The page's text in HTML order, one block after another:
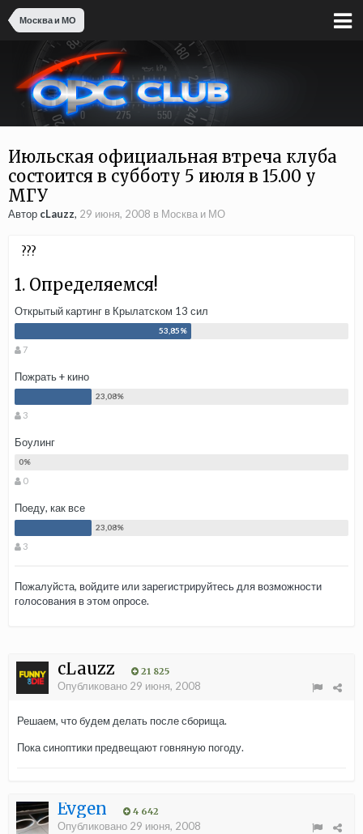
Москва и МО
Июльская официальная втреча клуба
состоится в субботу 5 июля в 15.00 у
МГУ
Автор cLauzz, 29 июня, 2008 в Москва и МО
???
1. Определяемся!
Открытый картинг в Крылатском 13 сил
7
Пожрать + кино
3
Боулинг
0
Поеду, как все
3
Пожалуйста, войдите илизарегистрируйтесь для возможности
голосования в этом опросе.
cLauzz 21 825
Опубликовано 29 июня, 2008
Решаем, что будем делать после сборища.
Пока синоптики предвещают говняную погоду.
Evgen 4 642
Опубликовано 29 июня, 2008